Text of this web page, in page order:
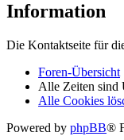
Information
Die Kontaktseite für
Foren-Übersicht
Alle Zeiten sind
Alle Cookies
Powered by phpBB®